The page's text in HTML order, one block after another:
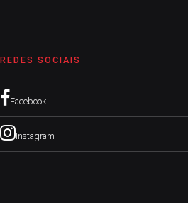
REDES SOCIAIS
Facebook
Instagram